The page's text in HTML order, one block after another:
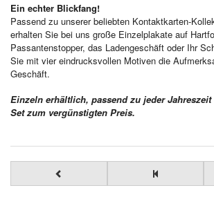
Ein echter Blickfang!
Passend zu unserer beliebten Kontaktkarten-
erhalten Sie bei uns große Einzelplakate auf
Passantenstopper, das Ladengeschäft oder Ihr
Sie mit vier eindrucksvollen Motiven die
Geschäft.
Einzeln erhältlich, passend zu jeder
Set zum vergünstigten Preis.